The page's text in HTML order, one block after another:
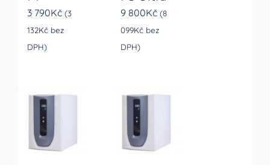
3 790Kč (3
132Kčbez
DPH)
9 800Kč (8
099Kčbez
DPH)